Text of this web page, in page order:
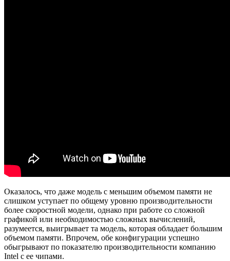
Оказалось, что даже модель с меньшим объемом памяти не
слишком уступает по общему уровню производительности
более скоростной модели, однако при работе со сложной
графикой или необходимостью сложных вычислений,
разумеется, выигрывает та модель, которая обладает большим
объемом памяти. Впрочем, обе конфигурации успешно
обыгрывают по показателю производительности компанию
Intel с ее чипами.